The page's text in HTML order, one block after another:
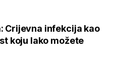
Crijevna infekcija kao
koju lako možete